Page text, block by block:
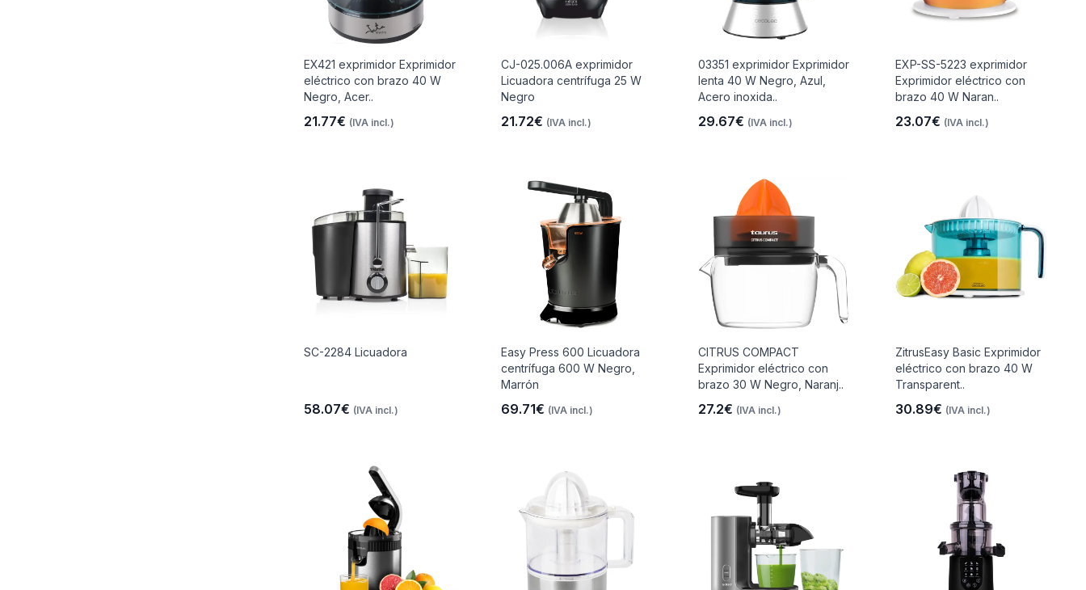
EX421 exprimidor Exprimidor
eléctrico con brazo 40 W
Negro, Acer..
21.77€ (IVA incl.)
CJ-025.006A exprimidor
Licuadora centrífuga 25 W
Negro
21.72€ (IVA incl.)
03351 exprimidor Exprimidor
lenta 40 W Negro, Azul,
Acero inoxida..
29.67€ (IVA incl.)
EXP-SS-5223 exprimidor
Exprimidor eléctrico con
brazo 40 W Naran..
23.07€ (IVA incl.)
SC-2284 Licuadora
58.07€ (IVA incl.)
Easy Press 600 Licuadora
centrífuga 600 W Negro,
Marrón
69.71€ (IVA incl.)
CITRUS COMPACT
Exprimidor eléctrico con
brazo 30 W Negro, Naranj..
27.2€ (IVA incl.)
ZitrusEasy Basic Exprimidor
eléctrico con brazo 40 W
Transparent..
30.89€ (IVA incl.)